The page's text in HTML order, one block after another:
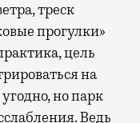
треск
прогулки»
цель
на
но парк
Ведь